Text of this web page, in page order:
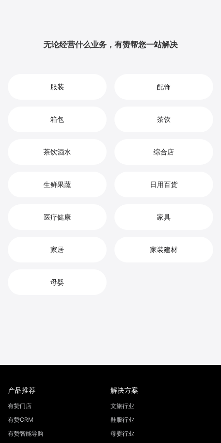
无论经营什么业务，有赞帮您一站解决
服装 配饰
箱包 茶饮
茶饮酒水 综合店
生鲜果蔬 日用百货
医疗健康 家具
家居 家装建材
母婴
产品推荐
有赞门店
有赞CRM
有赞智能导购
解决方案
文旅行业
鞋服行业
母婴行业